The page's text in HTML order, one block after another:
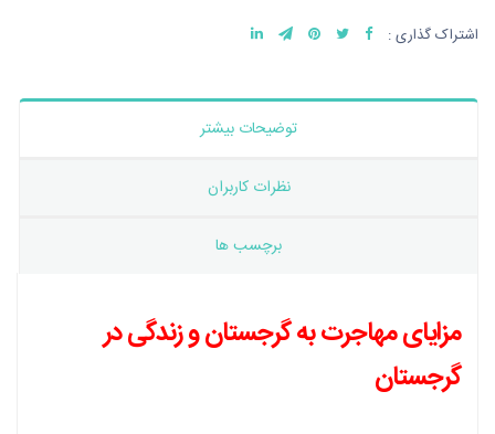
اشتراک گذاری :
توضیحات بیشتر
نظرات کاربران
برچسب ها
مزایای مهاجرت به گرجستان و زندگی در
گرجستان